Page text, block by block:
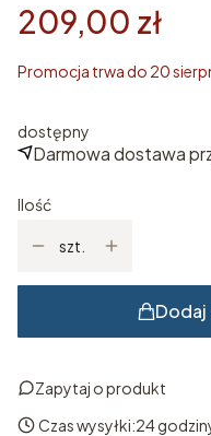
209,00 zł
Promocja trwa do 20
dostępny
Darmowa dostawa
Ilość
szt.
Dodaj
Zapytaj o produkt
Czas wysyłki:24